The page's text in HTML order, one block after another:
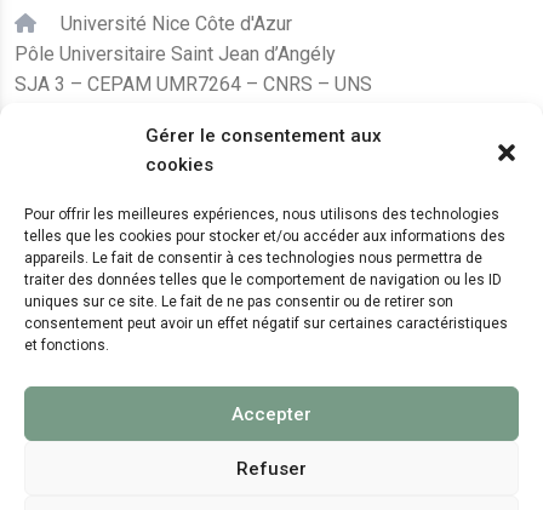
Gérer le consentement aux
cookies
Pour offrir les meilleures expériences, nous utilisons des technologies
telles que les cookies pour stocker et/ou accéder aux informations des
appareils. Le fait de consentir à ces technologies nous permettra de
traiter des données telles que le comportement de navigation ou les ID
uniques sur ce site. Le fait de ne pas consentir ou de retirer son
consentement peut avoir un effet négatif sur certaines caractéristiques
et fonctions.
Accepter
Refuser
Université Nice Côte d'Azur
Pôle Universitaire Saint Jean d’Angély
SJA 3 – CEPAM UMR7264 – CNRS – UNS
+33 (0)4 89 15 24 08
LE CEPAM EST HÉBERGÉ PAR